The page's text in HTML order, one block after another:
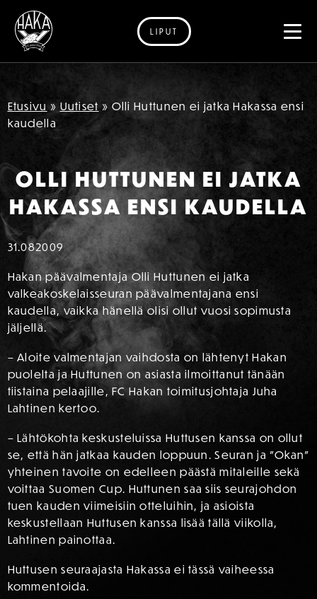
Siirry sisältöön
LIPUT
Etusivu » Uutiset » Olli Huttunen ei jatka Hakassa ensi
kaudella
OLLI HUTTUNEN EI JATKA
HAKASSA ENSI KAUDELLA
31.082009
Hakan päävalmentaja Olli Huttunen ei jatka
valkeakoskelaisseuran päävalmentajana ensi
kaudella, vaikka hänellä olisi ollut vuosi sopimusta
jäljellä.
– Aloite valmentajan vaihdosta on lähtenyt Hakan
puolelta ja Huttunen on asiasta ilmoittanut tänään
tiistaina pelaajille, FC Hakan toimitusjohtaja Juha
Lahtinen kertoo.
– Lähtökohta keskusteluissa Huttusen kanssa on ollut
se, että hän jatkaa kauden loppuun. Seuran ja ”Okan”
yhteinen tavoite on edelleen päästä mitaleille sekä
voittaa Suomen Cup. Huttunen saa siis seurajohdon
tuen kauden viimeisiin otteluihin, ja asioista
keskustellaan Huttusen kanssa lisää tällä viikolla,
Lahtinen painottaa.
Huttusen seuraajasta Hakassa ei tässä vaiheessa
kommentoida.